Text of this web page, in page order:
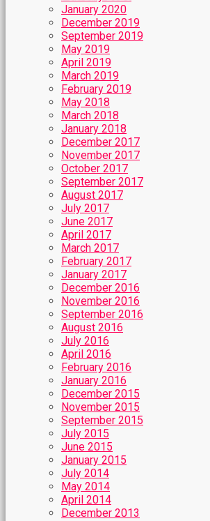
January 2020
December 2019
September 2019
May 2019
April 2019
March 2019
February 2019
May 2018
March 2018
January 2018
December 2017
November 2017
October 2017
September 2017
August 2017
July 2017
June 2017
April 2017
March 2017
February 2017
January 2017
December 2016
November 2016
September 2016
August 2016
July 2016
April 2016
February 2016
January 2016
December 2015
November 2015
September 2015
July 2015
June 2015
January 2015
July 2014
May 2014
April 2014
December 2013